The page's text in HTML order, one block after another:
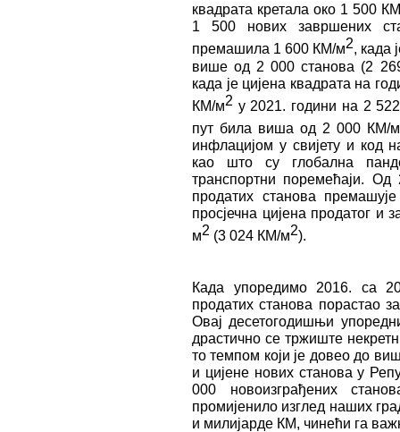
квадрата кретала око 1 500
1 500 нових завршених
премашила 1 600 КМ/м2, када
више од 2 000 станова (2
када је цијена квадрата на
КМ/м2 у 2021. години на 2
пут била виша од 2 000 КМ/м
инфлацијом у свијету и код
као што су глобална
транспортни поремећаји. Од
продатих станова
просјечна цијена продатог и
м2 (3 024 КМ/м2).
Када упоредимо 2016. са
продатих станова порастао
Овај десетогодишњи
драстично се тржиште
то темпом који је довео до
и цијене нових станова у
000 новоизграђених
промијенило изглед наших
и милијарде КМ, чинећи га